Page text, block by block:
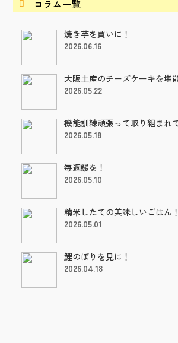
 コラム一覧
焼き芋を買いに！
2026.06.16
大阪土産のチーズケーキを堪
2026.05.22
機能訓練頑張って取り組まれ
2026.05.18
毎週鰻を！
2026.05.10
精米したての美味しいごはん！
2026.05.01
鯉のぼりを見に！
2026.04.18